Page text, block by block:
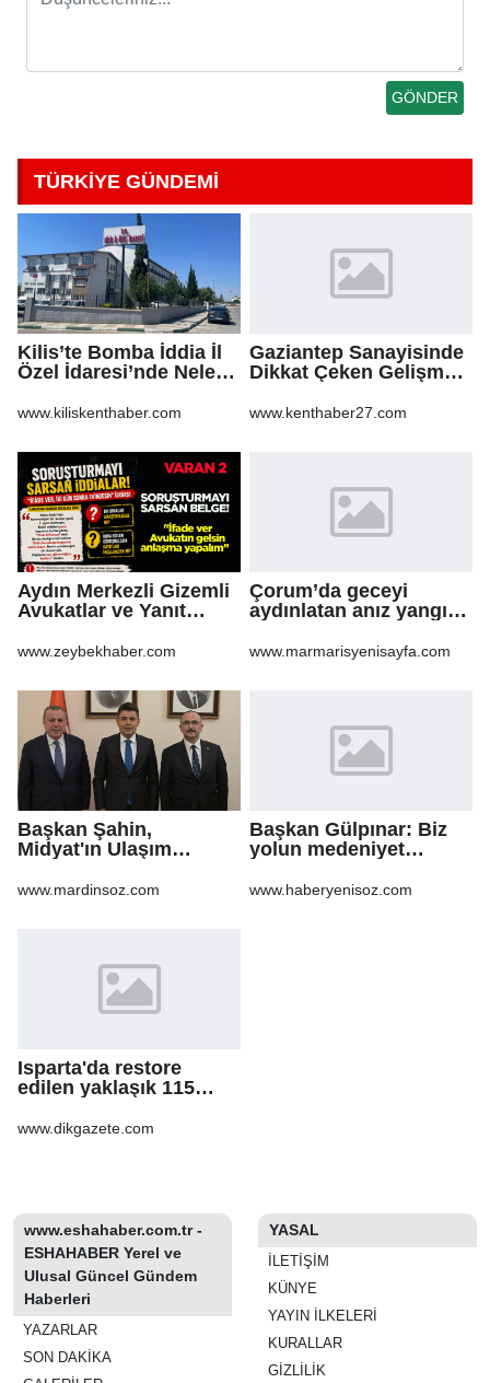
TÜRKİYE GÜNDEMİ
Kilis’te Bomba İddia İl
Özel İdaresi’nde Neler
www.kiliskenthaber.com
Gaziantep Sanayisinde
Dikkat Çeken Gelişme,
Yeniden Yapılandırma
www.kenthaber27.com
Aydın Merkezli Gizemli
Avukatlar ve Yanıt
www.zeybekhaber.com
Çorum’da geceyi
aydınlatan anız yangını
www.marmarisyenisayfa.com
Başkan Şahin,
Midyat'ın Ulaşım
Taşıdı
www.mardinsoz.com
Başkan Gülpınar: Biz
yolun medeniyet
www.haberyenisoz.com
Isparta'da restore
edilen yaklaşık 115
atmosferiyle
www.dikgazete.com
www.eshahaber.com.tr -
ESHAHABER Yerel ve
Ulusal Güncel Gündem
Haberleri
YAZARLAR
SON DAKİKA
YASAL
İLETIŞIM
KÜNYE
YAYIN İLKELERI
KURALLAR
GIZLILIK